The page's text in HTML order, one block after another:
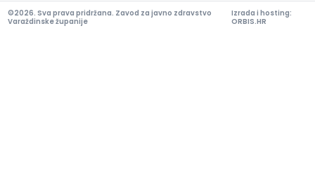
©2026. Sva prava pridržana. Zavod za javno zdravstvo
Varaždinske županije
Izrada i hosting:
ORBIS.HR